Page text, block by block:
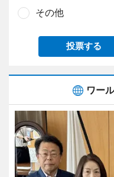
その他
投票する
ワー